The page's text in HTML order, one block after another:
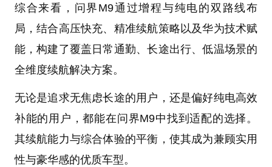
综合来看，问界M9通过增程与纯电的双路线布
局，结合高压快充、精准续航策略以及华为技术赋
能，构建了覆盖日常通勤、长途出行、低温场景的
全维度续航解决方案。
无论是追求无焦虑长途的用户，还是偏好纯电高效
补能的用户，都能在问界M9中找到适配的选择。
其续航能力与综合体验的平衡，使其成为兼顾实用
性与豪华感的优质车型。